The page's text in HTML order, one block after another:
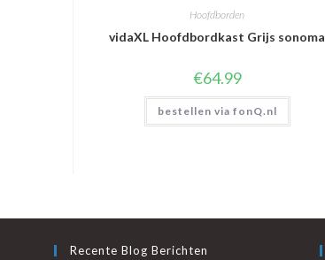
Hoofdborden
vidaXL Hoofdbordkast Grijs sonoma
€64.99
bestellen via fonQ.nl
Recente Blog Berichten